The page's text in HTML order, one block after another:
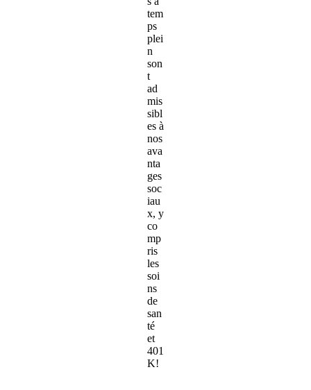
tem
ps
plei
n
son
t
ad
mis
sibl
es à
nos
ava
nta
ges
soc
iau
x, y
co
mp
ris
les
soi
ns
de
san
té
et
401
K!